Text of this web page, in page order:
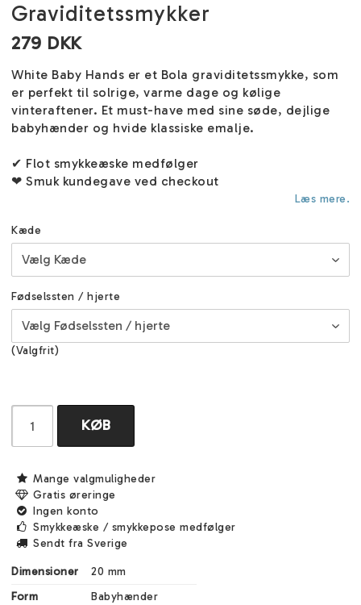
Graviditetssmykker
279 DKK
White Baby Hands er et Bola graviditetssmykke, som
er perfekt til solrige, varme dage og kølige
vinteraftener. Et must-have med sine søde, dejlige
babyhænder og hvide klassiske emalje.
✔ Flot smykkeæske medfølger
❤ Smuk kundegave ved checkout
Læs mere.
Kæde
Fødselssten / hjerte
(Valgfrit)
KØB
Mange valgmuligheder
Gratis øreringe
Ingen konto
Smykkeæske / smykkepose medfølger
Sendt fra Sverige
Dimensioner
20 mm
Form
Babyhænder